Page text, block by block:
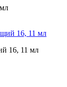
16, 11 мл